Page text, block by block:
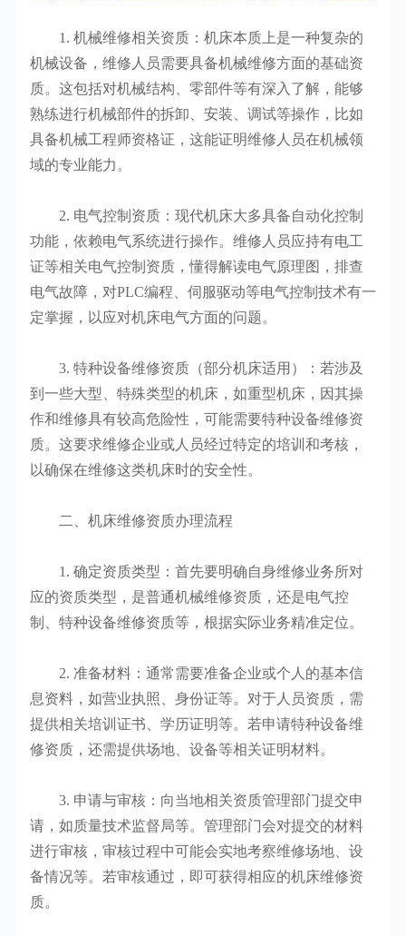
1. 机械维修相关资质：机床本质上是一种复杂的
机械设备，维修人员需要具备机械维修方面的基础资
质。这包括对机械结构、零部件等有深入了解，能够
熟练进行机械部件的拆卸、安装、调试等操作，比如
具备机械工程师资格证，这能证明维修人员在机械领
域的专业能力。
2. 电气控制资质：现代机床大多具备自动化控制
功能，依赖电气系统进行操作。维修人员应持有电工
证等相关电气控制资质，懂得解读电气原理图，排查
电气故障，对PLC编程、伺服驱动等电气控制技术有一
定掌握，以应对机床电气方面的问题。
3. 特种设备维修资质（部分机床适用）：若涉及
到一些大型、特殊类型的机床，如重型机床，因其操
作和维修具有较高危险性，可能需要特种设备维修资
质。这要求维修企业或人员经过特定的培训和考核，
以确保在维修这类机床时的安全性。
二、机床维修资质办理流程
1. 确定资质类型：首先要明确自身维修业务所对
应的资质类型，是普通机械维修资质，还是电气控
制、特种设备维修资质等，根据实际业务精准定位。
2. 准备材料：通常需要准备企业或个人的基本信
息资料，如营业执照、身份证等。对于人员资质，需
提供相关培训证书、学历证明等。若申请特种设备维
修资质，还需提供场地、设备等相关证明材料。
3. 申请与审核：向当地相关资质管理部门提交申
请，如质量技术监督局等。管理部门会对提交的材料
进行审核，审核过程中可能会实地考察维修场地、设
备情况等。若审核通过，即可获得相应的机床维修资
质。